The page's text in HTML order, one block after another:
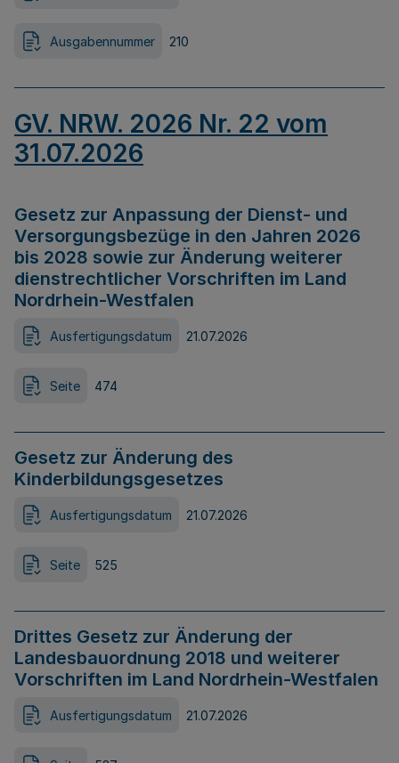
Ausgabennummer 210
GV. NRW. 2026 Nr. 22 vom
31.07.2026
Gesetz zur Anpassung der Dienst- und
Versorgungsbezüge in den Jahren 2026
bis 2028 sowie zur Änderung weiterer
dienstrechtlicher Vorschriften im Land
Nordrhein-Westfalen
Ausfertigungsdatum 21.07.2026
Seite 474
Gesetz zur Änderung des
Kinderbildungsgesetzes
Ausfertigungsdatum 21.07.2026
Seite 525
Drittes Gesetz zur Änderung der
Landesbauordnung 2018 und weiterer
Vorschriften im Land Nordrhein-Westfalen
Ausfertigungsdatum 21.07.2026